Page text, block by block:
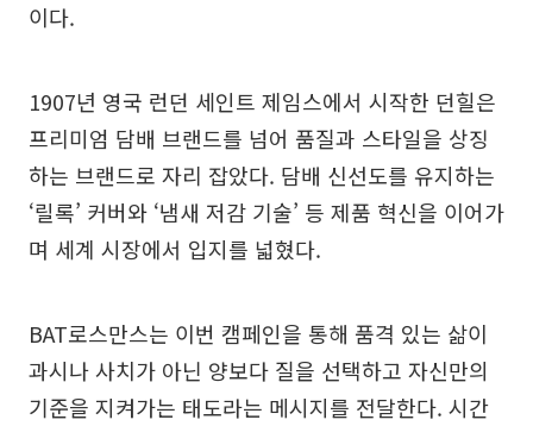
이다.
1907년 영국 런던 세인트 제임스에서 시작한 던힐은
프리미엄 담배 브랜드를 넘어 품질과 스타일을 상징
하는 브랜드로 자리 잡았다. 담배 신선도를 유지하는
‘릴록’ 커버와 ‘냄새 저감 기술’ 등 제품 혁신을 이어가
며 세계 시장에서 입지를 넓혔다.
BAT로스만스는 이번 캠페인을 통해 품격 있는 삶이
과시나 사치가 아닌 양보다 질을 선택하고 자신만의
기준을 지켜가는 태도라는 메시지를 전달한다. 시간